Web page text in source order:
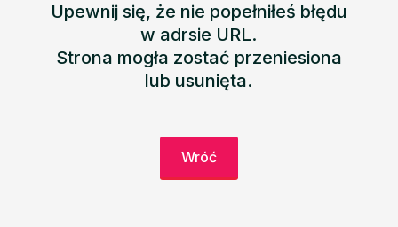
Upewnij się, że nie popełniłeś błędu
w adrsie URL.
Strona mogła zostać przeniesiona
lub usunięta.
Wróć